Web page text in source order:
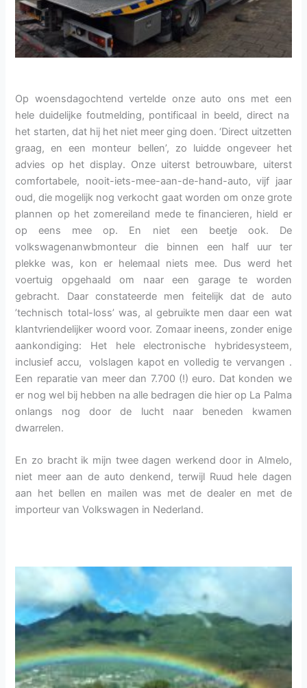
Op woensdagochtend vertelde onze auto ons met een
hele duidelijke foutmelding, pontificaal in beeld, direct na
het starten, dat hij het niet meer ging doen. ‘Direct uitzetten
graag, en een monteur bellen’, zo luidde ongeveer het
advies op het display. Onze uiterst betrouwbare, uiterst
comfortabele, nooit-iets-mee-aan-de-hand-auto, vijf jaar
oud, die mogelijk nog verkocht gaat worden om onze grote
plannen op het zomereiland mede te financieren, hield er
op eens mee op. En niet een beetje ook. De
volkswagenanwbmonteur die binnen een half uur ter
plekke was, kon er helemaal niets mee. Dus werd het
voertuig opgehaald om naar een garage te worden
gebracht. Daar constateerde men feitelijk dat de auto
’technisch total-loss’ was, al gebruikte men daar een wat
klantvriendelijker woord voor. Zomaar ineens, zonder enige
aankondiging: Het hele electronische hybridesysteem,
inclusief accu, volslagen kapot en volledig te vervangen .
Een reparatie van meer dan 7.700 (!) euro. Dat konden we
er nog wel bij hebben na alle bedragen die hier op La Palma
onlangs nog door de lucht naar beneden kwamen
dwarrelen.
En zo bracht ik mijn twee dagen werkend door in Almelo,
niet meer aan de auto denkend, terwijl Ruud hele dagen
aan het bellen en mailen was met de dealer en met de
importeur van Volkswagen in Nederland.